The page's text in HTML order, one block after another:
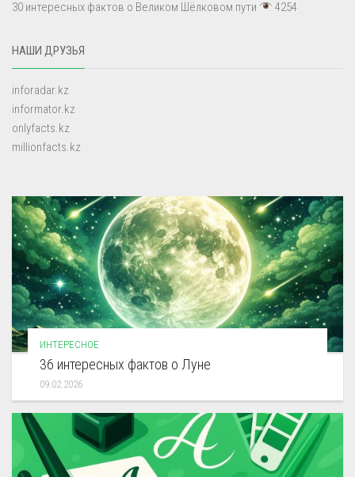
30 интересных фактов о Великом Шёлковом пути
4254
НАШИ ДРУЗЬЯ
inforadar.kz
informator.kz
onlyfacts.kz
millionfacts.kz
ИНТЕРЕСНОЕ
36 интересных фактов о Луне
09.02.2026